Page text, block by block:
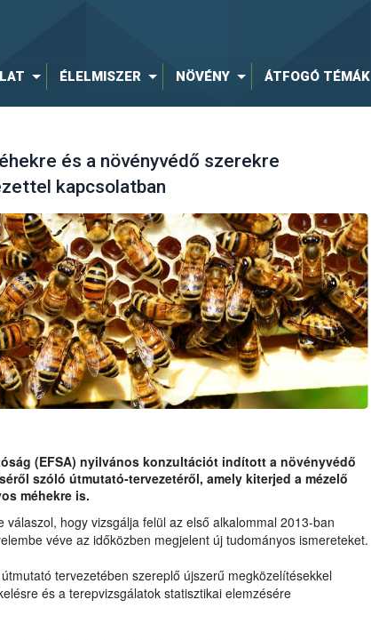
ÉLELMISZER NÖVÉNY ÁTFOGÓ TÉMÁK
és a növényvédő szerekre
kapcsolatban
(EFSA) nyilvános konzultációt indított a növényvédő
szóló útmutató-tervezetéről, amely kiterjed a mézelő
méhekre is.
válaszol, hogy vizsgálja felül az első alkalommal 2013-ban
véve az időközben megjelent új tudományos ismereteket.
tervezetében szereplő újszerű megközelítésekkel
és a terepvizsgálatok statisztikai elemzésére